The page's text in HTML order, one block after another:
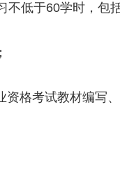
低于60学时，包括
格考试教材编写